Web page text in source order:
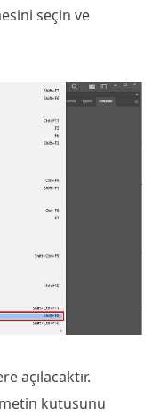
seçin ve
açılacaktır.
kutusunu